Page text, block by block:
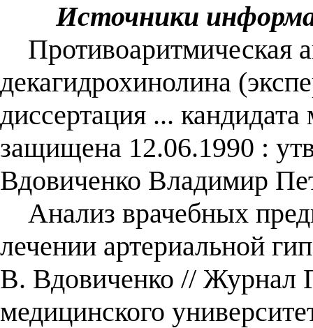
Источники
Противоаритмическая
декагидрохинолина
диссертация ...
защищена 12.06.1990 :
Вдовиченко Владимир
Анализ врачебных
лечении артериальной
В. Вдовиченко // Журнал
медицинского